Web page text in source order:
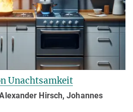
Unachtsamkeit
Hirsch, Johannes